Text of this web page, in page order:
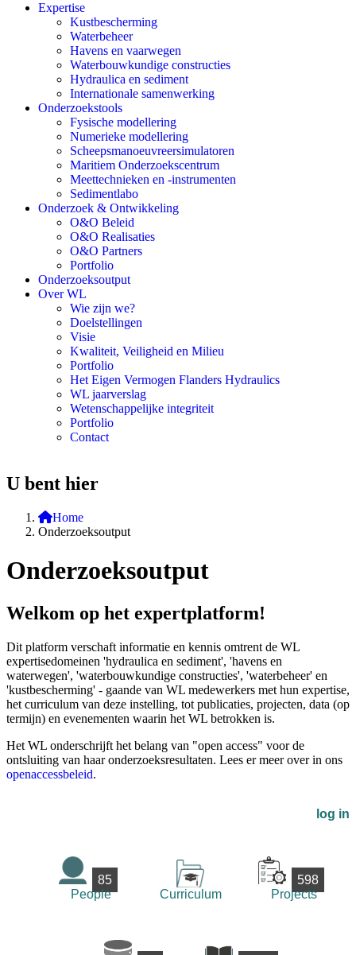
Expertise
Kustbescherming
Waterbeheer
Havens en vaarwegen
Waterbouwkundige constructies
Hydraulica en sediment
Internationale samenwerking
Onderzoekstools
Fysische modellering
Numerieke modellering
Scheepsmanoeuvreersimulatoren
Maritiem Onderzoekscentrum
Meettechnieken en -instrumenten
Sedimentlabo
Onderzoek & Ontwikkeling
O&O Beleid
O&O Realisaties
O&O Partners
Portfolio
Onderzoeksoutput
Over WL
Wie zijn we?
Doelstellingen
Visie
Kwaliteit, Veiligheid en Milieu
Portfolio
Het Eigen Vermogen Flanders Hydraulics
WL jaarverslag
Wetenschappelijke integriteit
Portfolio
Contact
U bent hier
Home
Onderzoeksoutput
Onderzoeksoutput
Welkom op het expertplatform!
Dit platform verschaft informatie en kennis omtrent de WL
expertisedomeinen 'hydraulica en sediment', 'havens en
waterwegen', 'waterbouwkundige constructies', 'waterbeheer' en
'kustbescherming' - gaande van WL medewerkers met hun expertise,
het curriculum van deze instelling, tot publicaties, projecten, data (op
termijn) en evenementen waarin het WL betrokken is.
Het WL onderschrijft het belang van "open access" voor de
ontsluiting van haar onderzoeksresultaten. Lees er meer over in ons
openaccessbeleid.
log in
85
People
Curriculum
598
Projects